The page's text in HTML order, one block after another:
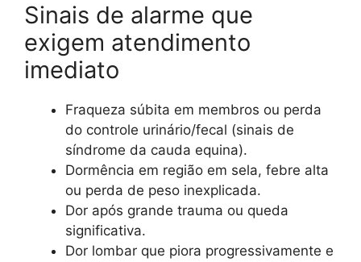
Sinais de alarme que
exigem atendimento
imediato
Fraqueza súbita em membros ou perda
do controle urinário/fecal (sinais de
síndrome da cauda equina).
Dormência em região em sela, febre alta
ou perda de peso inexplicada.
Dor após grande trauma ou queda
significativa.
Dor lombar que piora progressivamente e